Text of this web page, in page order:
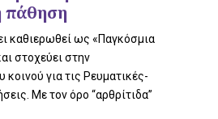
πάθηση
καθιερωθεί ως «Παγκόσμια
στοχεύει στην
για τις Ρευματικές-
Με τον όρο “αρθρίτιδα”